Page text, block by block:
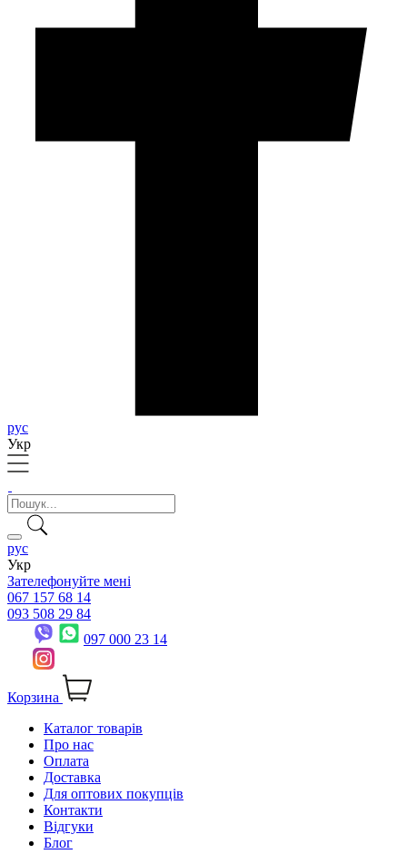
рус
Укр
рус
Укр
Зателефонуйте мені
067 157 68 14
093 508 29 84
097 000 23 14
Корзина
Каталог товарів
Про нас
Оплата
Доставка
Для оптових покупців
Контакти
Відгуки
Блог